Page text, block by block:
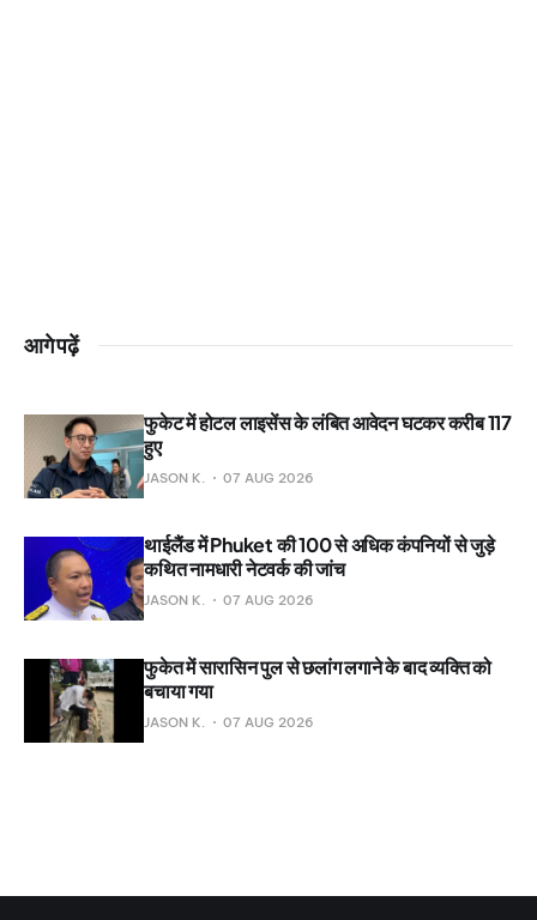
आगे पढ़ें
फुकेट में होटल लाइसेंस के लंबित आवेदन घटकर करीब 117
हुए
JASON K. 07 AUG 2026
थाईलैंड में Phuket की 100 से अधिक कंपनियों से जुड़े
कथित नामधारी नेटवर्क की जांच
JASON K. 07 AUG 2026
फुकेत में सारासिन पुल से छलांग लगाने के बाद व्यक्ति को
बचाया गया
JASON K. 07 AUG 2026